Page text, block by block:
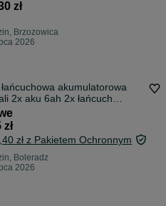
zł
Brzozowica
2026
łańcuchowa akumulatorowa
aku 6ah 2x łańcuch
zł
zł z Pakietem Ochronnym
Boleradz
2026